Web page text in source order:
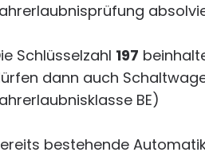
Schlüsselzahl 197
dann auch
BE)
bestehende